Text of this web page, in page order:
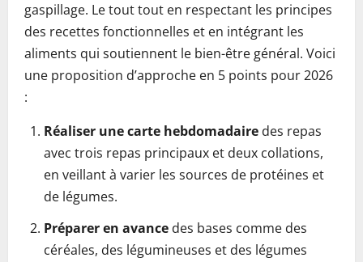
gaspillage. Le tout tout en respectant les principes
des recettes fonctionnelles et en intégrant les
aliments qui soutiennent le bien-être général. Voici
une proposition d’approche en 5 points pour 2026
:
Réaliser une carte hebdomadaire des repas
avec trois repas principaux et deux collations,
en veillant à varier les sources de protéines et
de légumes.
Préparer en avance des bases comme des
céréales, des légumineuses et des légumes